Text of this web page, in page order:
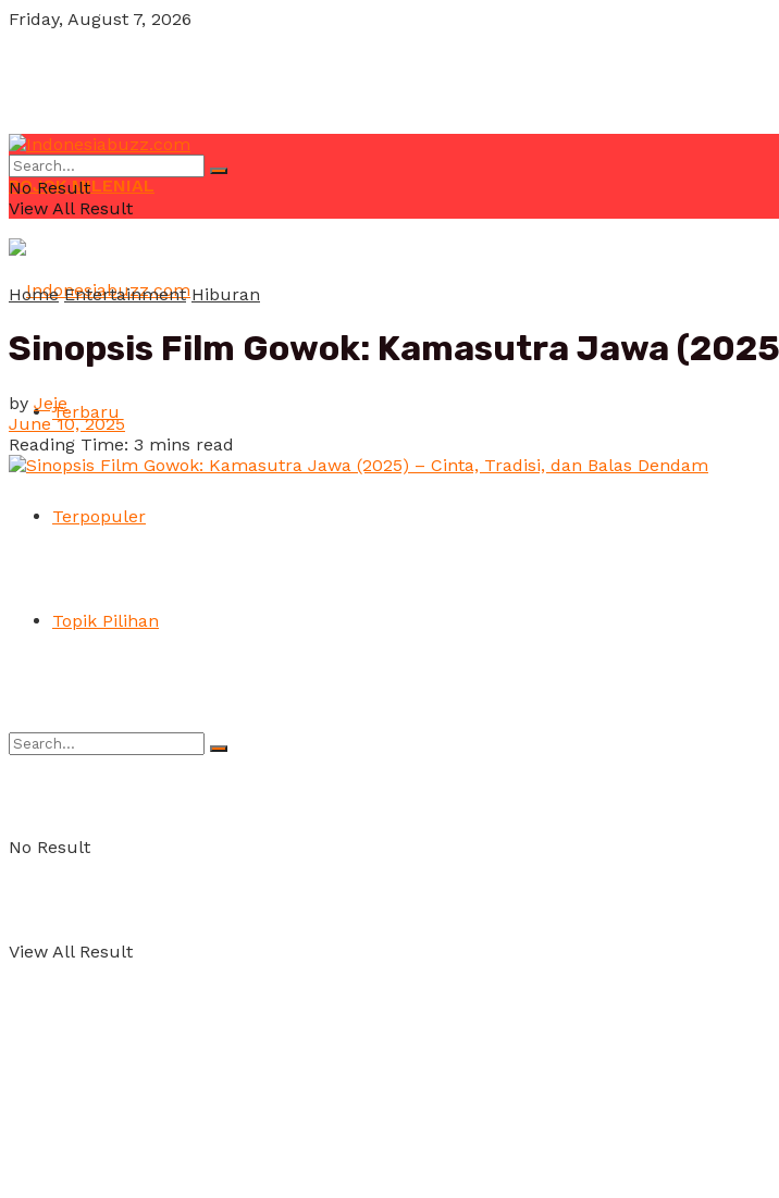
Friday, August 7, 2026
POJOK MILENIAL
Terbaru
Terpopuler
Topik Pilihan
No Result
View All Result
No Result
View All Result
Home Entertainment Hiburan
Sinopsis Film Gowok: Kamasutra Jawa
by Jeje
June 10, 2025
Reading Time: 3 mins read